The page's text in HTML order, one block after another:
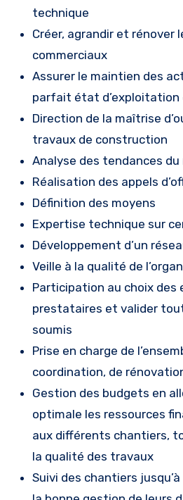
technique
Créer, agrandir et rénover
commerciaux
Assurer le maintien des
parfait état d’exploitation
Direction de la maîtrise
travaux de construction
Analyse des tendances du
Réalisation des appels
Définition des moyens
Expertise technique sur
Développement d’un
Veille à la qualité de
Participation au choix des
prestataires et valider
soumis
Prise en charge de
coordination, de
Gestion des budgets en
optimale les ressources
aux différents chantiers,
la qualité des travaux
Suivi des chantiers